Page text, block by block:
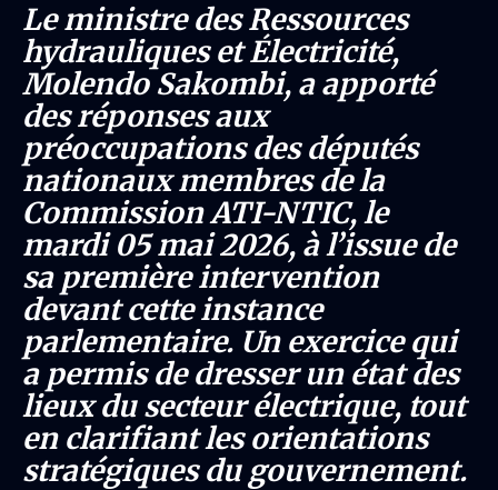
Le ministre des Ressources
hydrauliques et Électricité,
Molendo Sakombi, a apporté
des réponses aux
préoccupations des députés
nationaux membres de la
Commission ATI-NTIC, le
mardi 05 mai 2026, à l’issue de
sa première intervention
devant cette instance
parlementaire. Un exercice qui
a permis de dresser un état des
lieux du secteur électrique, tout
en clarifiant les orientations
stratégiques du gouvernement.